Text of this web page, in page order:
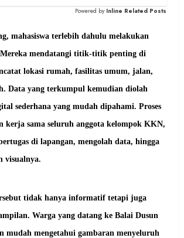
Powered by Inline Related Posts
mahasiswa terlebih dahulu melakukan
mendatangi titik-titik penting di
lokasi rumah, fasilitas umum, jalan,
Data yang terkumpul kemudian diolah
sederhana yang mudah dipahami. Proses
kerja sama seluruh anggota kelompok KKN,
di lapangan, mengolah data, hingga
visualnya.
tidak hanya informatif tetapi juga
Warga yang datang ke Balai Dusun
mudah mengetahui gambaran menyeluruh